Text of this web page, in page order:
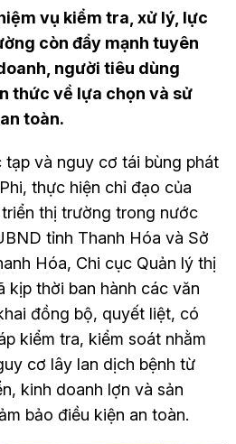
vụ kiểm tra, xử lý, lực
còn đẩy mạnh tuyên
người tiêu dùng
thức về lựa chọn và sử
toàn.
tạp và nguy cơ tái bùng phát
thực hiện chỉ đạo của
thị trường trong nước
tỉnh Thanh Hóa và Sở
Hóa, Chi cục Quản lý thị
kịp thời ban hành các văn
đồng bộ, quyết liệt, có
kiểm tra, kiểm soát nhằm
cơ lây lan dịch bệnh từ
kinh doanh lợn và sản
bảo điều kiện an toàn.